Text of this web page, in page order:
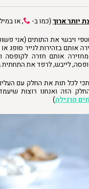
יותר ארוך(כמו ב-
, או
ויבשי את התותים (אני
אותם בזהירות לנייר סופג
אותם חזרה
לייבש, לרפד את התחתית
לכל תות את החלק עם
הזה ואנחנו רוצות
הרגילה)